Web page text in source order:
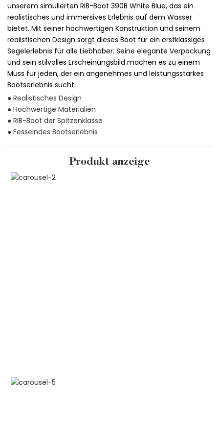
unserem simulierten RIB-Boot 390B White Blue, das ein
realistisches und immersives Erlebnis auf dem Wasser
bietet. Mit seiner hochwertigen Konstruktion und seinem
realistischen Design sorgt dieses Boot für ein erstklassiges
Segelerlebnis für alle Liebhaber. Seine elegante Verpackung
und sein stilvolles Erscheinungsbild machen es zu einem
Muss für jeden, der ein angenehmes und leistungsstarkes
Bootserlebnis sucht.
● Realistisches Design
● Hochwertige Materialien
● RIB-Boot der Spitzenklasse
● Fesselndes Bootserlebnis
Produkt anzeige